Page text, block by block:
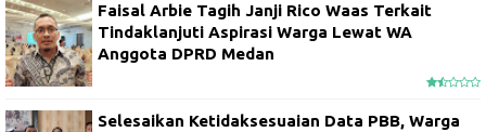
Faisal Arbie Tagih Janji Rico Waas Terkait
Tindaklanjuti Aspirasi Warga Lewat WA
Anggota DPRD Medan
Selesaikan Ketidaksesuaian Data PBB, Warga